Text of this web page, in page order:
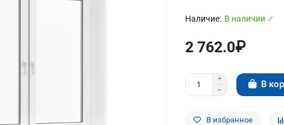
В наличии ✓
2 762.0₽
В
В избранное